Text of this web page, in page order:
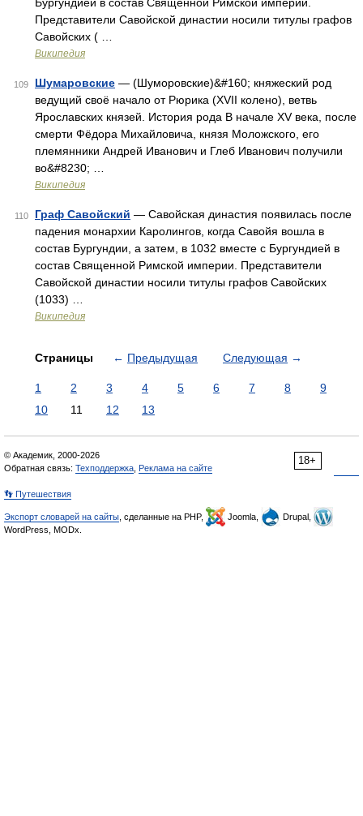
Представители Савойской династии носили титулы графов
Савойских ( …
Википедия
109 Шумаровские — (Шуморовские)&#160; княжеский род
ведущий своё начало от Рюрика (XVII колено), ветвь
Ярославских князей. История рода В начале XV века, после
смерти Фёдора Михайловича, князя Моложского, его
племянники Андрей Иванович и Глеб Иванович получили
во&#8230; …
Википедия
110 Граф Савойский — Савойская династия появилась после
падения монархии Каролингов, когда Савойя вошла в
состав Бургундии, а затем, в 1032 вместе с Бургундией в
состав Священной Римской империи. Представители
Савойской династии носили титулы графов Савойских
(1033) …
Википедия
Страницы ← Предыдущая Следующая →
1 2 3 4 5 6 7 8
9
10
11 12 13
18+
© Академик, 2000-2026
Обратная связь: Техподдержка Реклама на сайте
👣 Путешествия
Экспорт словарей на сайты , сделанные на PHP, Joomla,
Drupal,
WordPress, MODx.